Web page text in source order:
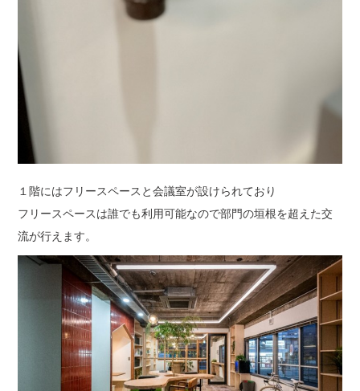
１階にはフリースペースと会議室が設けられており
フリースペースは誰でも利用可能なので部門の垣根を超えた交
流が行えます。